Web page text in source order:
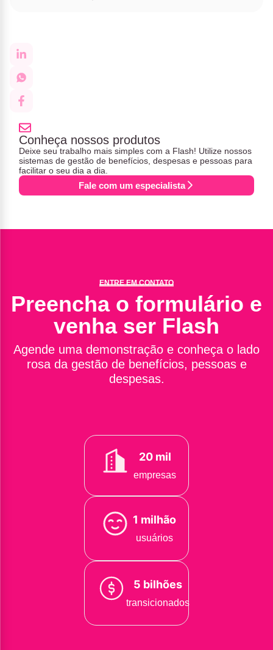
Conheça nossos produtos
Deixe seu trabalho mais simples com a Flash! Utilize nossos
sistemas de gestão de benefícios, despesas e pessoas para
facilitar o seu dia a dia.
Fale com um especialista
ENTRE EM CONTATO
Preencha o formulário e
venha ser Flash
Agende uma demonstração e conheça o lado
rosa da gestão de benefícios, pessoas e
despesas.
20 mil
empresas
1 milhão
usuários
5 bilhões
transicionados